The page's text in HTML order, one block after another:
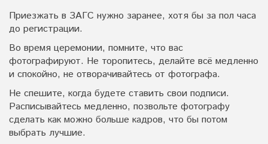
Приезжать в ЗАГС нужно заранее, хотя бы за пол часа
до регистрации.
Во время церемонии, помните, что вас
фотографируют. Не торопитесь, делайте всё медленно
и спокойно, не отворачивайтесь от фотографа.
Не спешите, когда будете ставить свои подписи.
Расписывайтесь медленно, позвольте фотографу
сделать как можно больше кадров, что бы потом
выбрать лучшие.